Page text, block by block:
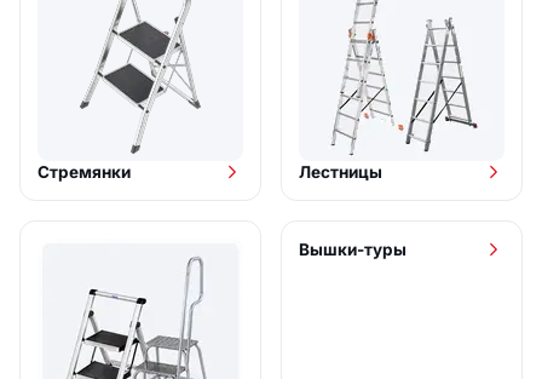
Стремянки Лестницы
Вышки-туры